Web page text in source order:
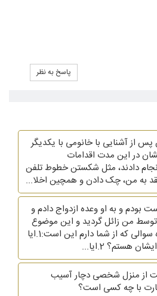
پاسخ به نظر
از آشنایی با خانومی با یکدیگر
در این مدت اقدامات
دادند، مثل شکستن خطوط تلفن
به من، چک دادن و همچین اخلا...
بودم و به او وعده ازدواج دادم و
توسط من زائل گردید و این موضوع
توسط پزشک تایید شده سوالی که از شما دارم این است:1.ایا
هستم؟ 2.ایا...
از منزل شخصی دچار آسیب
با چه کسی است؟